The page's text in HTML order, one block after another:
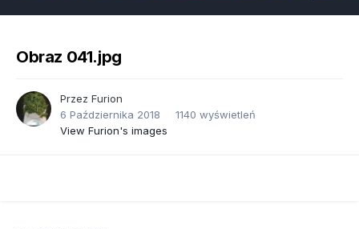
Obraz 041.jpg
Przez Furion
6 Października 2018
1140 wyświetleń
View Furion's images